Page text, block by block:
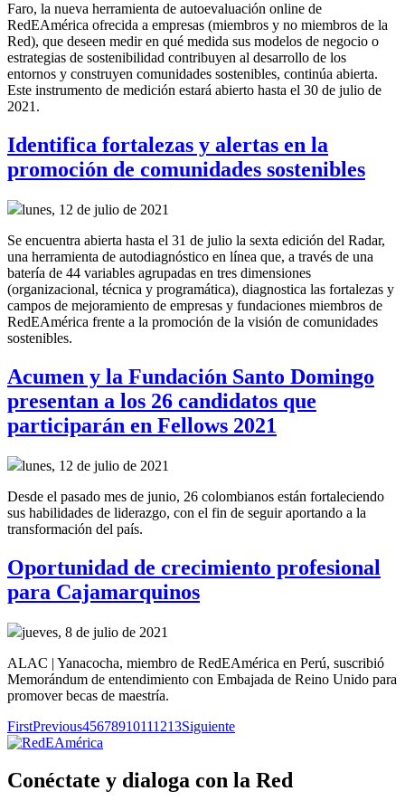
Faro, la nueva herramienta de autoevaluación online de
RedEAmérica ofrecida a empresas (miembros y no miembros de la
Red), que deseen medir en qué medida sus modelos de negocio o
estrategias de sostenibilidad contribuyen al desarrollo de los
entornos y construyen comunidades sostenibles, continúa abierta.
Este instrumento de medición estará abierto hasta el 30 de julio de
2021.
Identifica fortalezas y alertas en la
promoción de comunidades sostenibles
lunes, 12 de julio de 2021
Se encuentra abierta hasta el 31 de julio la sexta edición del Radar,
una herramienta de autodiagnóstico en línea que, a través de una
batería de 44 variables agrupadas en tres dimensiones
(organizacional, técnica y programática), diagnostica las fortalezas y
campos de mejoramiento de empresas y fundaciones miembros de
RedEAmérica frente a la promoción de la visión de comunidades
sostenibles.
Acumen y la Fundación Santo Domingo
presentan a los 26 candidatos que
participarán en Fellows 2021
lunes, 12 de julio de 2021
Desde el pasado mes de junio, 26 colombianos están fortaleciendo
sus habilidades de liderazgo, con el fin de seguir aportando a la
transformación del país.
Oportunidad de crecimiento profesional
para Cajamarquinos
jueves, 8 de julio de 2021
ALAC | Yanacocha, miembro de RedEAmérica en Perú, suscribió
Memorándum de entendimiento con Embajada de Reino Unido para
promover becas de maestría.
FirstPrevious45678910111213Siguiente
Conéctate y dialoga con la Red